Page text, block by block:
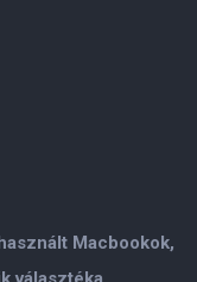
Macbookok,